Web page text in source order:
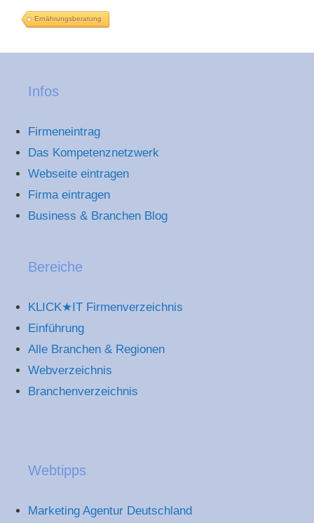
Ernährungsberatung
Infos
Firmeneintrag
Das Kompetenznetzwerk
Webseite eintragen
Firma eintragen
Business & Branchen Blog
Bereiche
KLICK★IT Firmenverzeichnis
Einführung
Alle Branchen & Regionen
Webverzeichnis
Branchenverzeichnis
Webtipps
Marketing Agentur Deutschland